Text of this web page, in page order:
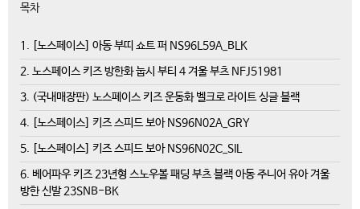
목차
1. [노스페이스] 아동 부띠 쇼트 퍼 NS96L59A_BLK
2. 노스페이스 키즈 방한화 눕시 부티 4 겨울 부츠 NFJ51981
3. (국내매장판) 노스페이스 키즈 운동화 벨크로 라이트 싱글 블랙
4. [노스페이스] 키즈 스피드 보아 NS96N02A_GRY
5. [노스페이스] 키즈 스피드 보아 NS96N02C_SIL
6. 베어파우 키즈 23년형 스노우볼 패딩 부츠 블랙 아동 주니어 유아 겨울
방한 신발 23SNB-BK